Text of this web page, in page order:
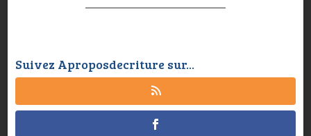
Suivez Aproposdecriture sur...